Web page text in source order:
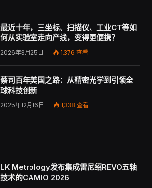
最近十年，三坐标、扫描仪、工业CT等如
何从实验室走向产线，变得更便携？
2026年3月25日 1,376 查看
蔡司百年美国之路：从精密光学到引领全
球科技创新
2025年12月16日 1,338 查看
LK Metrology发布集成雷尼绍REVO五轴
技术的CAMIO 2026